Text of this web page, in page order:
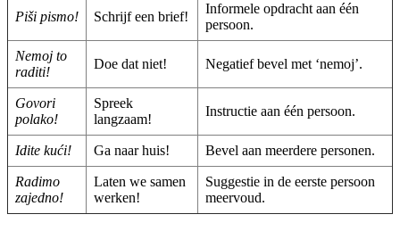
Piši pismo! Schrijf een brief!
Informele opdracht aan één
persoon.
Nemoj to
raditi!
Doe dat niet! Negatief bevel met ‘nemoj’.
Govori
polako!
Spreek
langzaam!
Instructie aan één persoon.
Idite kući! Ga naar huis! Bevel aan meerdere personen.
Radimo
zajedno!
Laten we samen
werken!
Suggestie in de eerste persoon
meervoud.